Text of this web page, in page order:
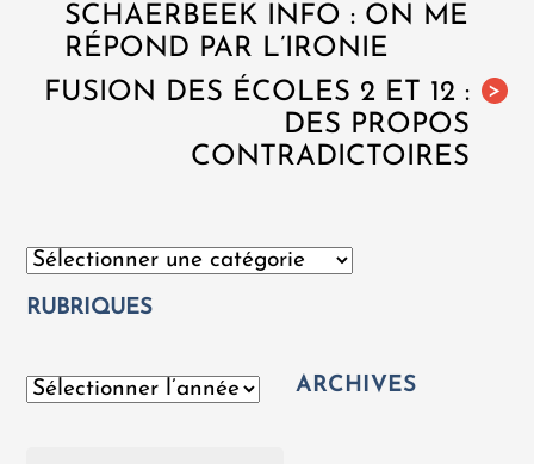
SCHAERBEEK INFO : ON ME
RÉPOND PAR L’IRONIE
>
FUSION DES ÉCOLES 2 ET 12 :
DES PROPOS
CONTRADICTOIRES
Catégories
RUBRIQUES
Archives ARCHIVES